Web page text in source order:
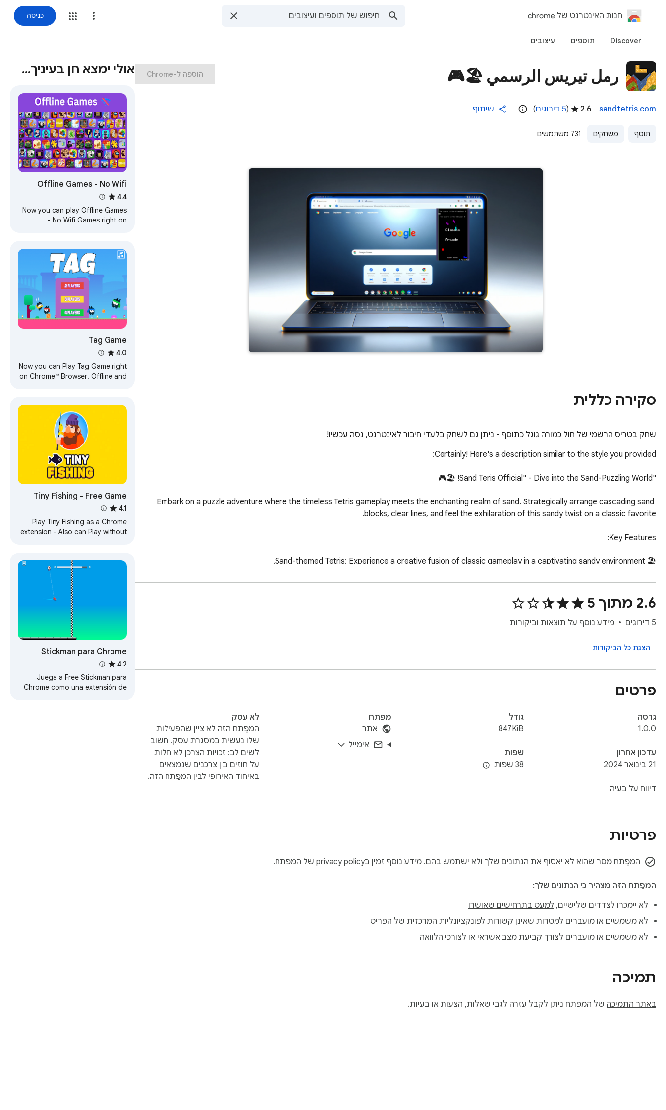
‏חנות האינטרנט של chrome כניסה
Discover תוספים עיצובים
رمل تيريس الرسمي 🏖️🎮
sandtetris.com
2.6
(5 דירוגים ) שיתוף
תוסף משחקים 731 משתמשים
‏הוספה ל-Chrome
סקירה כללית
שחק בטריס הרשמי של חול כמורה גוגל כתוסף - ניתן גם לשחק בלעדי חיבור לאינטרנט, נסה עכשיו!
Embark on a puzzle adventure where the timeless Tetris gameplay meets the enchanting realm of sand. Strategically arrange cascading sand
2.6 מתוך 5
5 דירוגים מידע נוסף על תוצאות וביקורות
הצגת כל הביקורות
פרטים
גרסה
1.0.0
עדכון אחרון
21 בינואר 2024
דיווח על בעיה
גודל
847KiB
שפות
38 שפות
מפתח
אתר
אימייל
לא עסק
המפַתח הזה לא ציין שהפעילות
שלו נעשית במסגרת עסק. חשוב
לשים לב: זכויות הצרכן לא חלות
על חוזים בין צרכנים שנמצאים
באיחוד האירופי לבין המפַתח הזה.
פרטיות
המפַתח מסר שהוא לא יאסוף את הנתונים שלך ולא ישתמש בהם. מידע נוסף זמין בprivacy policy של המפתח.
המפַתח הזה מצהיר כי הנתונים שלך:
לא יימכרו לצדדים שלישיים, למעט בתרחישים שאושרו
לא משמשים או מועברים למטרות שאינן קשורות לפונקציונליות המרכזית של הפריט
לא משמשים או מועברים לצורך קביעת מצב אשראי או לצורכי הלוואה
תמיכה
באתר התמיכה של המפתח ניתן לקבל עזרה לגבי שאלות, הצעות או בעיות.
אולי ימצא חן בעיניך…
Offline Games - No Wifi
Games
4.4
Now you can play Offline Games
- No Wifi Games right on
Tag Game
4.0
Now you can Play Tag Game right
on Chrome™ Browser! Offline and
Tiny Fishing - Free Game
4.1
Play Tiny Fishing as a Chrome
extension - Also can Play without
Stickman para Chrome
4.2
Juega a Free Stickman para
Chrome como una extensión de